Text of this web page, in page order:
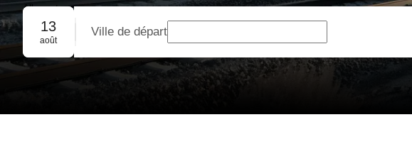
Aller-retour
Réservation de groupe
13
août
Ville de départ